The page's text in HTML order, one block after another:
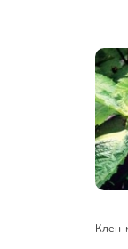
Клен-